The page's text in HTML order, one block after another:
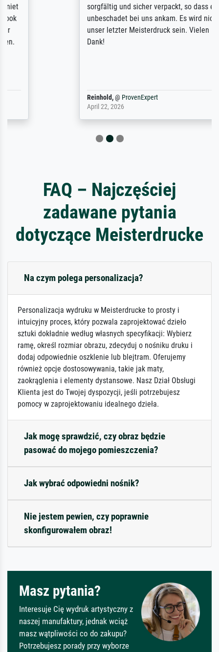
sorgfältig und sicher verpackt, so dass es
unbeschadet bei uns ankam. Es wird nicht
unser letzter Meisterdruck sein. Vielen
ProvenExpert
FAQ – Najczęściej
zadawane pytania
dotyczące Meisterdrucke
Na czym polega personalizacja?
Personalizacja wydruku w Meisterdrucke to prosty i
intuicyjny proces, który pozwala zaprojektować dzieło
sztuki dokładnie według własnych specyfikacji: Wybierz
ramę, określ rozmiar obrazu, zdecyduj o nośniku druku i
dodaj odpowiednie oszklenie lub blejtram. Oferujemy
również opcje dostosowywania, takie jak maty,
zaokrąglenia i elementy dystansowe. Nasz Dział Obsługi
Klienta jest do Twojej dyspozycji, jeśli potrzebujesz
pomocy w zaprojektowaniu idealnego dzieła.
Jak mogę sprawdzić, czy obraz będzie
pasować do mojego pomieszczenia?
Jak wybrać odpowiedni nośnik?
Nie jestem pewien, czy poprawnie
skonfigurowałem obraz!
Masz pytania?
Interesuje Cię wydruk artystyczny z
naszej manufaktury, jednak wciąż
masz wątpliwości co do zakupu?
Potrzebujesz porady przy wyborze